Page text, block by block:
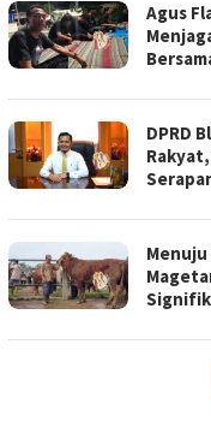
Agus
DPRD